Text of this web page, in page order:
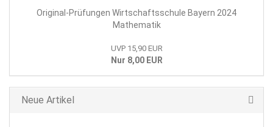
Original-Prüfungen Wirtschaftsschule Bayern 2024
Mathematik
UVP 15,90 EUR
Nur 8,00 EUR
Neue Artikel